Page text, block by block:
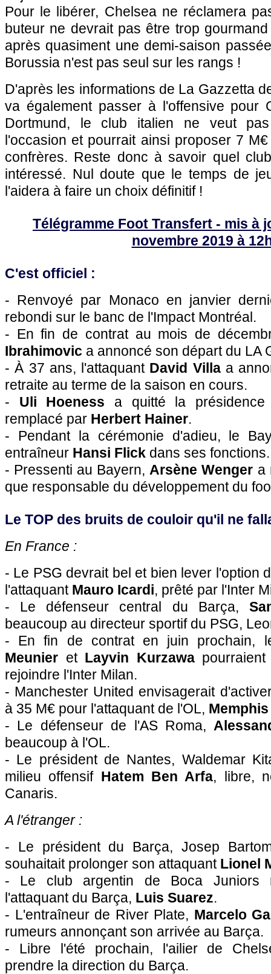
Pour le libérer, Chelsea ne réclamera
buteur ne devrait pas être trop
après quasiment une demi-saison
Borussia n'est pas seul sur les rangs !
D'après les informations de La Gazzetta
va également passer à l'offensive pour
Dortmund, le club italien ne veut
l'occasion et pourrait ainsi proposer 7
confrères. Reste donc à savoir quel
intéressé. Nul doute que le temps de
l'aidera à faire un choix définitif !
Télégramme Foot Transfert - mis à
novembre 2019 à
C'est officiel :
- Renvoyé par Monaco en janvier
rebondi sur le banc de l'Impact Montréal.
- En fin de contrat au mois de
Ibrahimovic a annoncé son départ du LA
- À 37 ans, l'attaquant David Villaa
retraite au terme de la saison en cours.
- Uli Hoeness a quitté la présidence
remplacé par Herbert Hainer.
- Pendant la cérémonie d'adieu, le
entraîneur Hansi Flick dans ses fonctions.
- Pressenti au Bayern, Arsène Wenger a
que responsable du développement du
Le TOP des bruits de couloir qu'il ne
En France :
- Le PSG devrait bel et bien lever l'option
l'attaquant Mauro Icardi, prêté par l'Inter
- Le défenseur central du Barça,
beaucoup au directeur sportif du PSG,
- En fin de contrat en juin prochain,
Meunier et Layvin Kurzawapourraient
rejoindre l'Inter Milan.
- Manchester United envisagerait
à 35 M€ pour l'attaquant de l'OL,
- Le défenseur de l'AS Roma,
beaucoup à l'OL.
- Le président de Nantes, Waldemar
milieu offensif Hatem Ben Arfa, libre,
Canaris.
A l'étranger :
- Le président du Barça, Josep
souhaitait prolonger son attaquant Lionel
- Le club argentin de Boca Juniors
l'attaquant du Barça, Luis Suarez.
- L'entraîneur de River Plate, Marcelo
rumeurs annonçant son arrivée au Barça.
- Libre l'été prochain, l'ailier de
prendre la direction du Barça.